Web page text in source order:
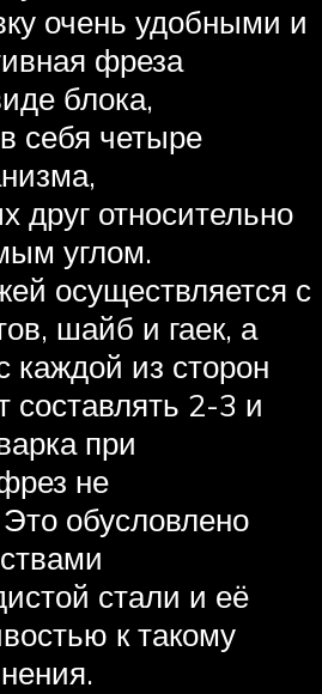
очень удобными и
фреза
блока,
себя четыре
друг относительно
углом.
осуществляется с
шайб и гаек, а
каждой из сторон
составлять 2-3 и
при
не
обусловлено
стали и её
к такому